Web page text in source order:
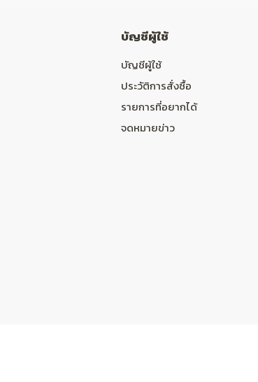
บัญชีผู้ใช้
บัญชีผู้ใช้
ประวัติการสั่งซื้อ
รายการที่อยากได้
จดหมายข่าว